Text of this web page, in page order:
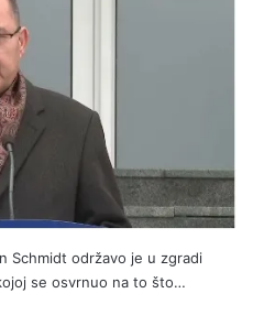
Schmidt održavo je u zgradi
se osvrnuo na to što…